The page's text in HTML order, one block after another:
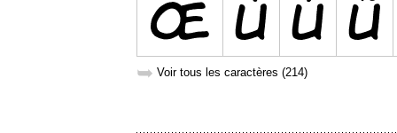
➥ Voir tous les caractères (214)